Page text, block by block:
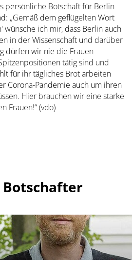
persönliche Botschaft für Berlin
„Gemäß dem geflügelten Wort
wünsche ich mir, dass Berlin auch
in der Wissenschaft und darüber
dürfen wir nie die Frauen
tätig sind und
für ihr tägliches Brot arbeiten
Corona-Pandemie auch um ihren
Hier brauchen wir eine starke
Frauen!“ (vdo)